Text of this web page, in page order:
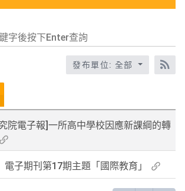
發布單位: 全部
院電子報]一所高中學校因應新課綱的轉
電子期刊第17期主題「國際教育」